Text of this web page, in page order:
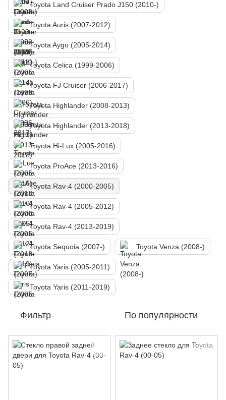
Toyota Land Cruiser Prado J150 (2010-)
Toyota Auris (2007-2012)
Toyota Aygo (2005-2014)
Toyota Celica (1999-2006)
Toyota FJ Cruiser (2006-2017)
Toyota Highlander (2008-2013)
Toyota Highlander (2013-2018)
Toyota Hi-Lux (2005-2016)
Toyota ProAce (2013-2016)
Toyota Rav-4 (2000-2005)
Toyota Rav-4 (2005-2012)
Toyota Rav-4 (2013-2019)
Toyota Sequoia (2007-) Toyota Venza (2008-)
Toyota Yaris (2005-2011)
Toyota Yaris (2011-2019)
Фильтр По популярности